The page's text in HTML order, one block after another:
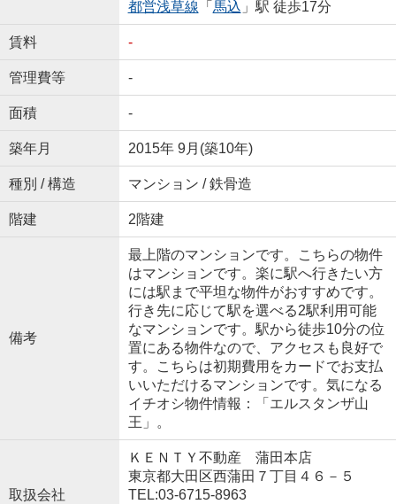
都営浅草線 「 馬込 」駅 徒歩17分
賃料 -
管理費等 -
面積 -
築年月 2015年 9月(築10年)
種別 / 構造 マンション / 鉄骨造
階建 2階建
備考
最上階のマンションです。こちらの物件
はマンションです。楽に駅へ行きたい方
には駅まで平坦な物件がおすすめです。
行き先に応じて駅を選べる2駅利用可能
なマンションです。駅から徒歩10分の位
置にある物件なので、アクセスも良好で
す。こちらは初期費用をカードでお支払
いいただけるマンションです。気になる
イチオシ物件情報：「エルスタンザ山
王」。
取扱会社
ＫＥＮＴＹ不動産 蒲田本店
東京都大田区西蒲田７丁目４６－５
TEL:03-6715-8963